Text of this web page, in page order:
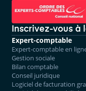
Inscrivez-vous à
Expert-comptable
Expert-comptable en
Gestion sociale
Bilan comptable
Conseil juridique
Logiciel de facturation